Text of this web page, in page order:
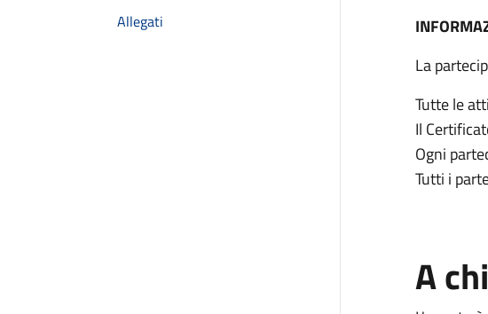
Allegati
La
Tutte le
Il
Ogni
Tutti i
A